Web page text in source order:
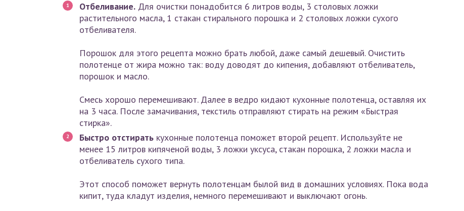
Отбеливание. Для очистки понадобится 6 литров воды, 3 столовых ложки
растительного масла, 1 стакан стирального порошка и 2 столовых ложки сухого
отбеливателя.
Порошок для этого рецепта можно брать любой, даже самый дешевый. Очистить
полотенце от жира можно так: воду доводят до кипения, добавляют отбеливатель,
порошок и масло.
Смесь хорошо перемешивают. Далее в ведро кидают кухонные полотенца, оставляя их
на 3 часа. После замачивания, текстиль отправляют стирать на режим «Быстрая
стирка».
Быстро отстирать кухонные полотенца поможет второй рецепт. Используйте не
менее 15 литров кипяченой воды, 3 ложки уксуса, стакан порошка, 2 ложки масла и
отбеливатель сухого типа.
Этот способ поможет вернуть полотенцам былой вид в домашних условиях. Пока вода
кипит, туда кладут изделия, немного перемешивают и выключают огонь.